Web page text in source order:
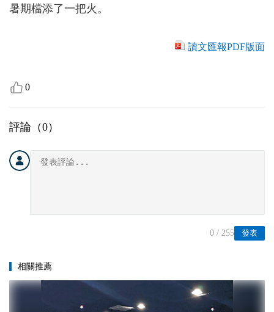
暑期檔添了一把火。
讀文匯報PDF版面
0
評論（0）
發表
0 / 255
相關推薦